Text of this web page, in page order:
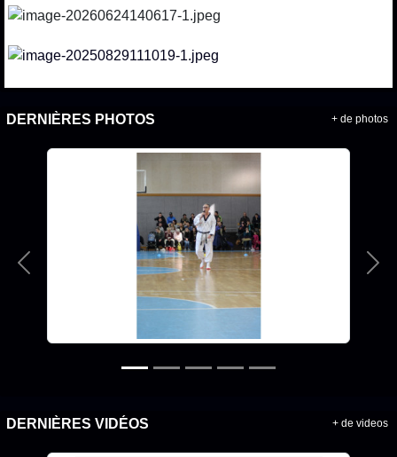
DERNIÈRES PHOTOS
Précedent
+ de photos
DERNIÈRES VIDÉOS + de videos